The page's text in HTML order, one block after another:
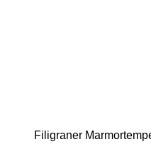
Filigraner